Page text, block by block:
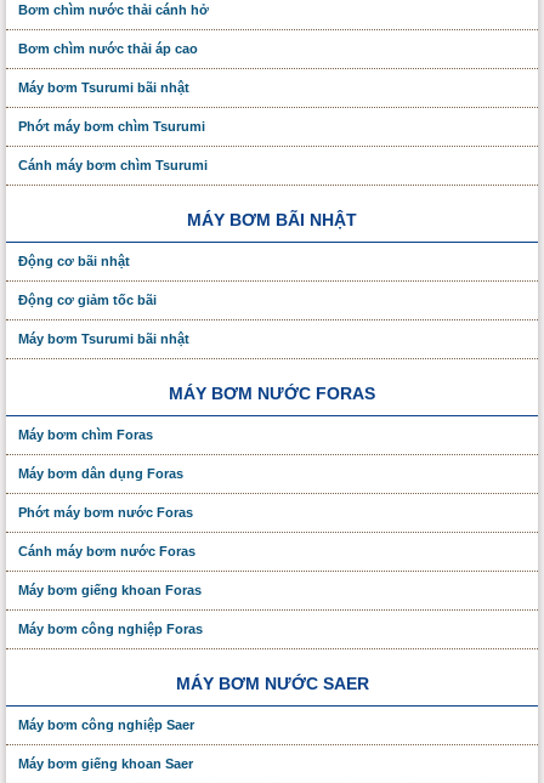
Bơm chìm nước thải cánh hở
Bơm chìm nước thải áp cao
Máy bơm Tsurumi bãi nhật
Phớt máy bơm chìm Tsurumi
Cánh máy bơm chìm Tsurumi
MÁY BƠM BÃI NHẬT
Động cơ bãi nhật
Động cơ giảm tốc bãi
Máy bơm Tsurumi bãi nhật
MÁY BƠM NƯỚC FORAS
Máy bơm chìm Foras
Máy bơm dân dụng Foras
Phớt máy bơm nước Foras
Cánh máy bơm nước Foras
Máy bơm giếng khoan Foras
Máy bơm công nghiệp Foras
MÁY BƠM NƯỚC SAER
Máy bơm công nghiệp Saer
Máy bơm giếng khoan Saer